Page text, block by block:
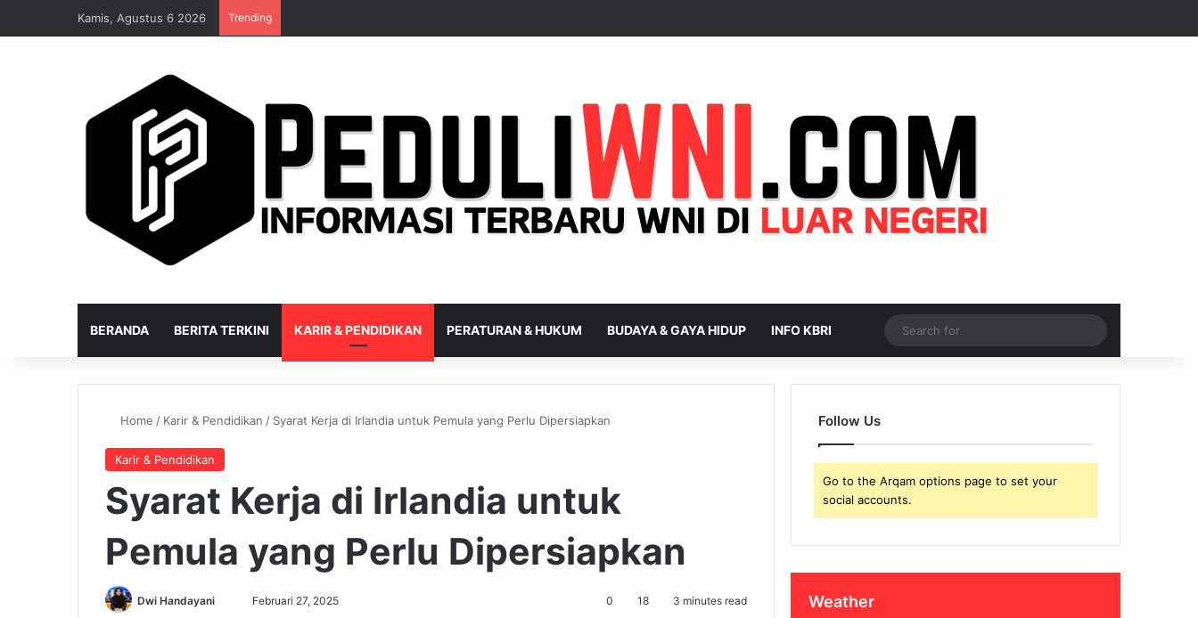
Kamis, Agustus 6 2026 Trending
BERANDA BERITA TERKINI KARIR & PENDIDIKAN PERATURAN & HUKUM BUDAYA & GAYA HIDUP INFO KBRI
for
Home / Karir & Pendidikan / Syarat Kerja di Irlandia untuk Pemula yang Perlu Dipersiapkan
Karir & Pendidikan
Syarat Kerja di Irlandia untuk
Pemula yang Perlu Dipersiapkan
Dwi Handayani Februari 27, 2025 0 18 3 minutes read
Follow Us
Go to the Arqam options page to set your
social accounts.
Weather